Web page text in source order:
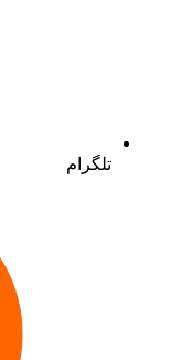
تلگرام